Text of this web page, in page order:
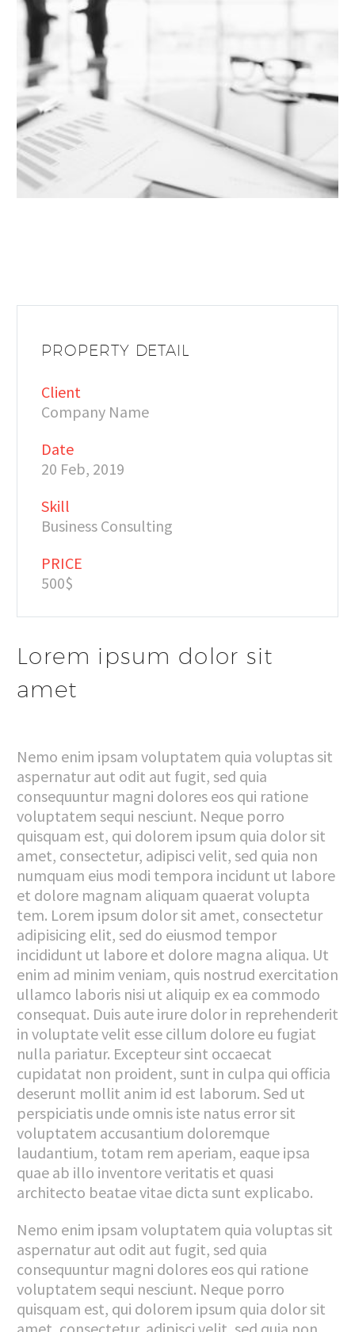
PROPERTY DETAIL
Client
Company Name
Date
20 Feb, 2019
Skill
Business Consulting
PRICE
500$
Lorem ipsum dolor sit
amet
Nemo enim ipsam voluptatem quia voluptas sit
aspernatur aut odit aut fugit, sed quia
consequuntur magni dolores eos qui ratione
voluptatem sequi nesciunt. Neque porro
quisquam est, qui dolorem ipsum quia dolor sit
amet, consectetur, adipisci velit, sed quia non
numquam eius modi tempora incidunt ut labore
et dolore magnam aliquam quaerat volupta
tem. Lorem ipsum dolor sit amet, consectetur
adipisicing elit, sed do eiusmod tempor
incididunt ut labore et dolore magna aliqua. Ut
enim ad minim veniam, quis nostrud exercitation
ullamco laboris nisi ut aliquip ex ea commodo
consequat. Duis aute irure dolor in reprehenderit
in voluptate velit esse cillum dolore eu fugiat
nulla pariatur. Excepteur sint occaecat
cupidatat non proident, sunt in culpa qui officia
deserunt mollit anim id est laborum. Sed ut
perspiciatis unde omnis iste natus error sit
voluptatem accusantium doloremque
laudantium, totam rem aperiam, eaque ipsa
quae ab illo inventore veritatis et quasi
architecto beatae vitae dicta sunt explicabo.
Nemo enim ipsam voluptatem quia voluptas sit
aspernatur aut odit aut fugit, sed quia
consequuntur magni dolores eos qui ratione
voluptatem sequi nesciunt. Neque porro
quisquam est, qui dolorem ipsum quia dolor sit